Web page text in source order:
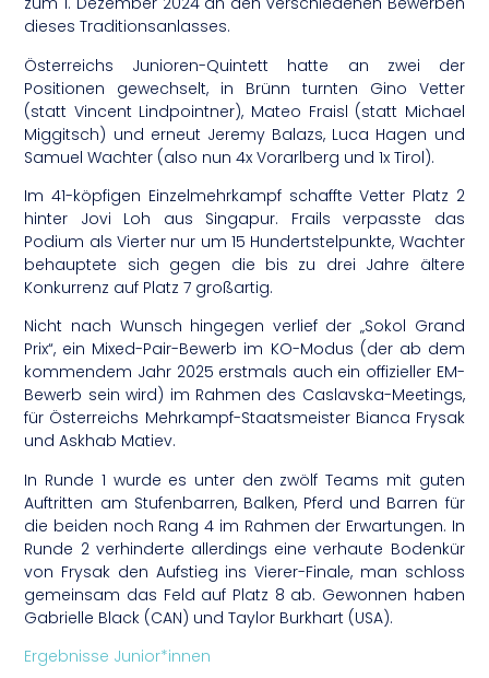
dieses Traditionsanlasses.
Österreichs Junioren-Quintett hatte an zwei der
Positionen gewechselt, in Brünn turnten Gino Vetter
(statt Vincent Lindpointner), Mateo Fraisl (statt Michael
Miggitsch) und erneut Jeremy Balazs, Luca Hagen und
Samuel Wachter (also nun 4x Vorarlberg und 1x Tirol).
Im 41-köpfigen Einzelmehrkampf schaffte Vetter Platz 2
hinter Jovi Loh aus Singapur. Frails verpasste das
Podium als Vierter nur um 15 Hundertstelpunkte, Wachter
behauptete sich gegen die bis zu drei Jahre ältere
Konkurrenz auf Platz 7 großartig.
Nicht nach Wunsch hingegen verlief der „Sokol Grand
Prix“, ein Mixed-Pair-Bewerb im KO-Modus (der ab dem
kommendem Jahr 2025 erstmals auch ein offizieller EM-
Bewerb sein wird) im Rahmen des Caslavska-Meetings,
für Österreichs Mehrkampf-Staatsmeister Bianca Frysak
und Askhab Matiev.
In Runde 1 wurde es unter den zwölf Teams mit guten
Auftritten am Stufenbarren, Balken, Pferd und Barren für
die beiden noch Rang 4 im Rahmen der Erwartungen. In
Runde 2 verhinderte allerdings eine verhaute Bodenkür
von Frysak den Aufstieg ins Vierer-Finale, man schloss
gemeinsam das Feld auf Platz 8 ab. Gewonnen haben
Gabrielle Black (CAN) und Taylor Burkhart (USA).
Ergebnisse Junior*innen